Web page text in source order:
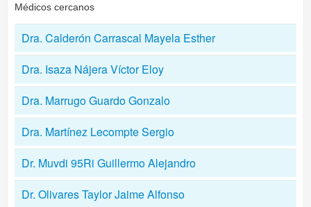
Médicos cercanos
Dra. Calderón Carrascal Mayela Esther
Dra. Isaza Nájera Víctor Eloy
Dra. Marrugo Guardo Gonzalo
Dra. Martínez Lecompte Sergio
Dr. Muvdi 95Ri Guillermo Alejandro
Dr. Olivares Taylor Jaime Alfonso